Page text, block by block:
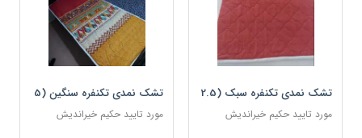
تشک نمدی تکنفره سبک (2.5
کیلویی) دوین (پس کرایه)
مورد تایید حکیم خیراندیش
تشک نمدی تکنفره سنگین (5
کیلویی) دوین (پس کرایه)
مورد تایید حکیم خیراندیش